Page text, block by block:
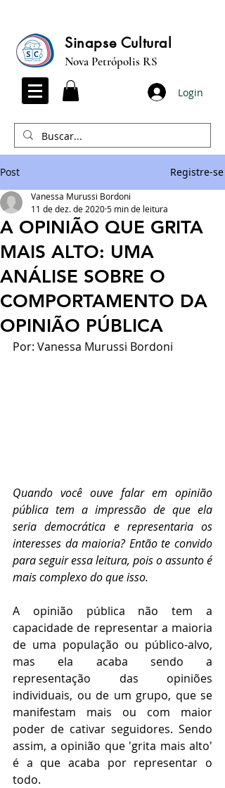
Sinapse Cultural
Nova Petrópolis RS
Login
Post Registre-se
A OPINIÃO QUE GRITA
MAIS ALTO: UMA
ANÁLISE SOBRE O
COMPORTAMENTO DA
OPINIÃO PÚBLICA
Vanessa Murussi Bordoni
11 de dez. de 20205 min de leitura
Por: Vanessa Murussi Bordoni
Quando você ouve falar em opinião
pública tem a impressão de que ela
seria democrática e representaria os
interesses da maioria? Então te convido
para seguir essa leitura, pois o assunto é
mais complexo do que isso.
A opinião pública não tem a
capacidade de representar a maioria
de uma população ou público-alvo,
mas ela acaba sendo a
representação das opiniões
individuais, ou de um grupo, que se
manifestam mais ou com maior
poder de cativar seguidores. Sendo
assim, a opinião que 'grita mais alto'
é a que acaba por representar o
todo.